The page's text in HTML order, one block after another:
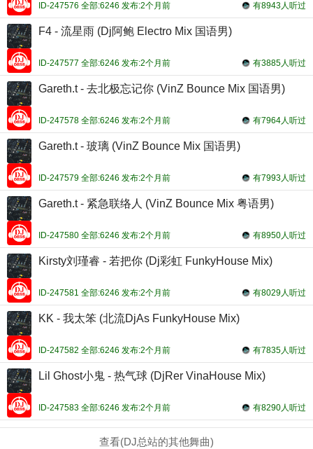
有8943人听过
ID-247576 全部:6246 发布:2个月前
F4 - 流星雨 (Dj阿鲍 Electro Mix 国语男)
有3885人听过
ID-247577 全部:6246 发布:2个月前
Gareth.t - 去北极忘记你 (VinZ Bounce Mix 国语男)
有7964人听过
ID-247578 全部:6246 发布:2个月前
Gareth.t - 玻璃 (VinZ Bounce Mix 国语男)
有7993人听过
ID-247579 全部:6246 发布:2个月前
Gareth.t - 紧急联络人 (VinZ Bounce Mix 粤语男)
有8950人听过
ID-247580 全部:6246 发布:2个月前
Kirsty刘瑾睿 - 若把你 (Dj彩虹 FunkyHouse Mix)
有8029人听过
ID-247581 全部:6246 发布:2个月前
KK - 我太笨 (北流DjAs FunkyHouse Mix)
有7835人听过
ID-247582 全部:6246 发布:2个月前
Lil Ghost小鬼 - 热气球 (DjRer VinaHouse Mix)
有8290人听过
ID-247583 全部:6246 发布:2个月前
查看(DJ总站的其他舞曲)